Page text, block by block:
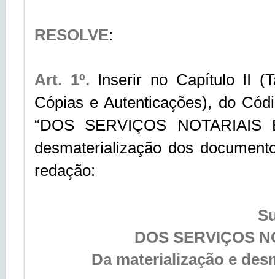
RESOLVE:
Art. 1º. Inserir no Capítulo II
Cópias e Autenticações), do
“DOS SERVIÇOS
desmaterialização dos
redação:
DOS SERVIÇOS
Da materialização e